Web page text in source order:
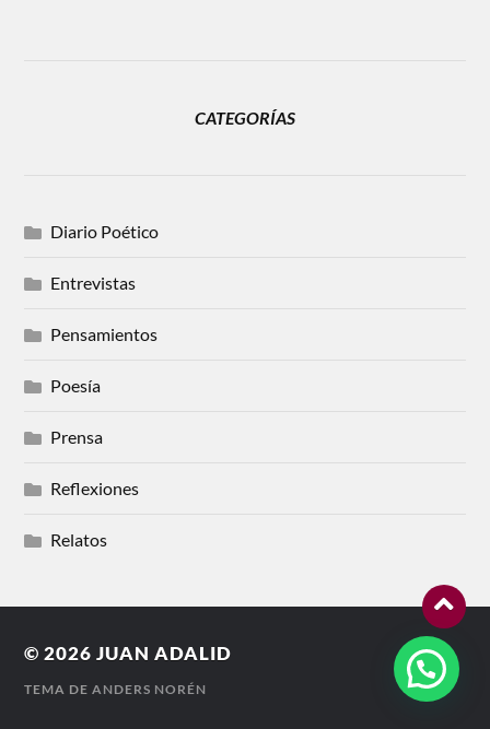
CATEGORÍAS
Diario Poético
Entrevistas
Pensamientos
Poesía
Prensa
Reflexiones
Relatos
© 2026JUAN ADALID
TEMA DEANDERS NORÉN